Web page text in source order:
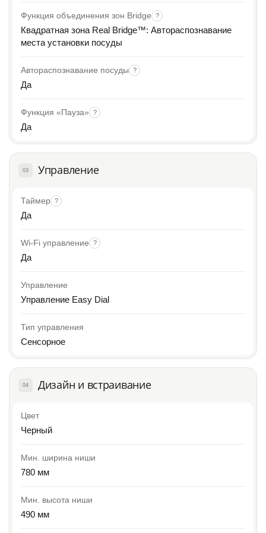
Функция объединения зон Bridge ?
Квадратная зона Real Bridge™: Автораспознавание
места установки посуды
Автораспознавание посуды ?
Да
Функция «Пауза» ?
Да
03 Управление
Таймер ?
Да
Wi-Fi управление ?
Да
Управление
Управление Easy Dial
Тип управления
Сенсорное
04 Дизайн и встраивание
Цвет
Черный
Мин. ширина ниши
780 мм
Мин. высота ниши
490 мм